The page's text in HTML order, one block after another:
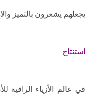
يجعلهم يشعرون بالتميز
استنتاج
في عالم الأزياء الراقية